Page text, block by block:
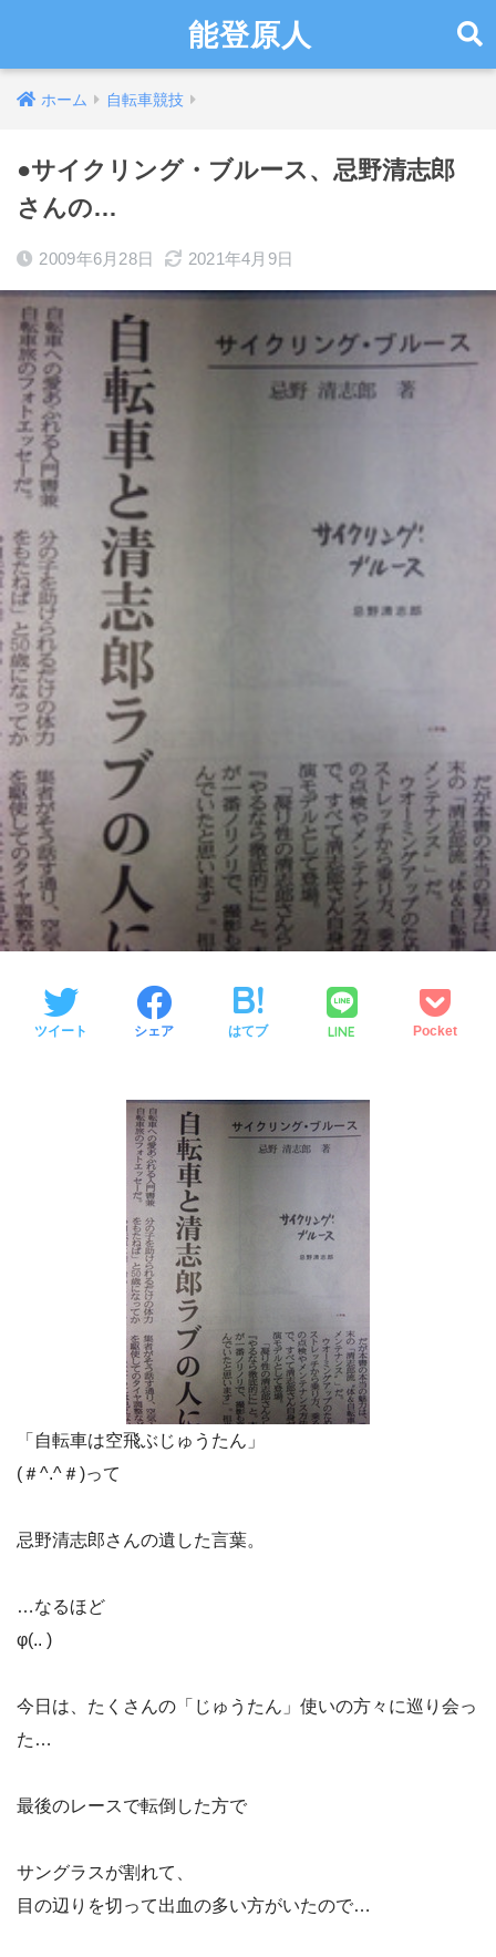
能登原人
ホーム 自転車競技
●サイクリング・ブルース、忌野清志郎
さんの…
2009年6月28日 2021年4月9日
ツイート シェア はてブ LINE Pocket
「自転車は空飛ぶじゅうたん」
(＃^.^＃)って
忌野清志郎さんの遺した言葉。
…なるほど
φ(.. )
今日は、たくさんの「じゅうたん」使いの方々に巡り会っ
た…
最後のレースで転倒した方で
サングラスが割れて、
目の辺りを切って出血の多い方がいたので…